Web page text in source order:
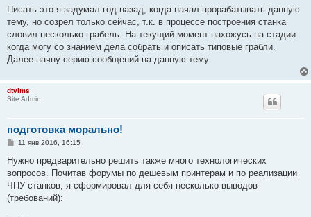
Писать это я задумал год назад, когда начал прорабатывать данную
тему, но созрел только сейчас, т.к. в процессе построения станка
словил несколько грабель. На текущий момент нахожусь на стадии
когда могу со знанием дела собрать и описать типовые грабли.
Далее начну серию сообщений на данную тему.
dtvims
Site Admin
подготовка морально!
С
о
б
щ
е
и
11 янв 2016, 16:15
Нужно предварительно решить также много технологических
вопросов. Почитав форумы по дешевым принтерам и по реализации
ЧПУ станков, я сформировал для себя несколько выводов
(требований):